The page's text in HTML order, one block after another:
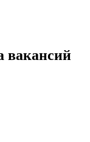
вакансий